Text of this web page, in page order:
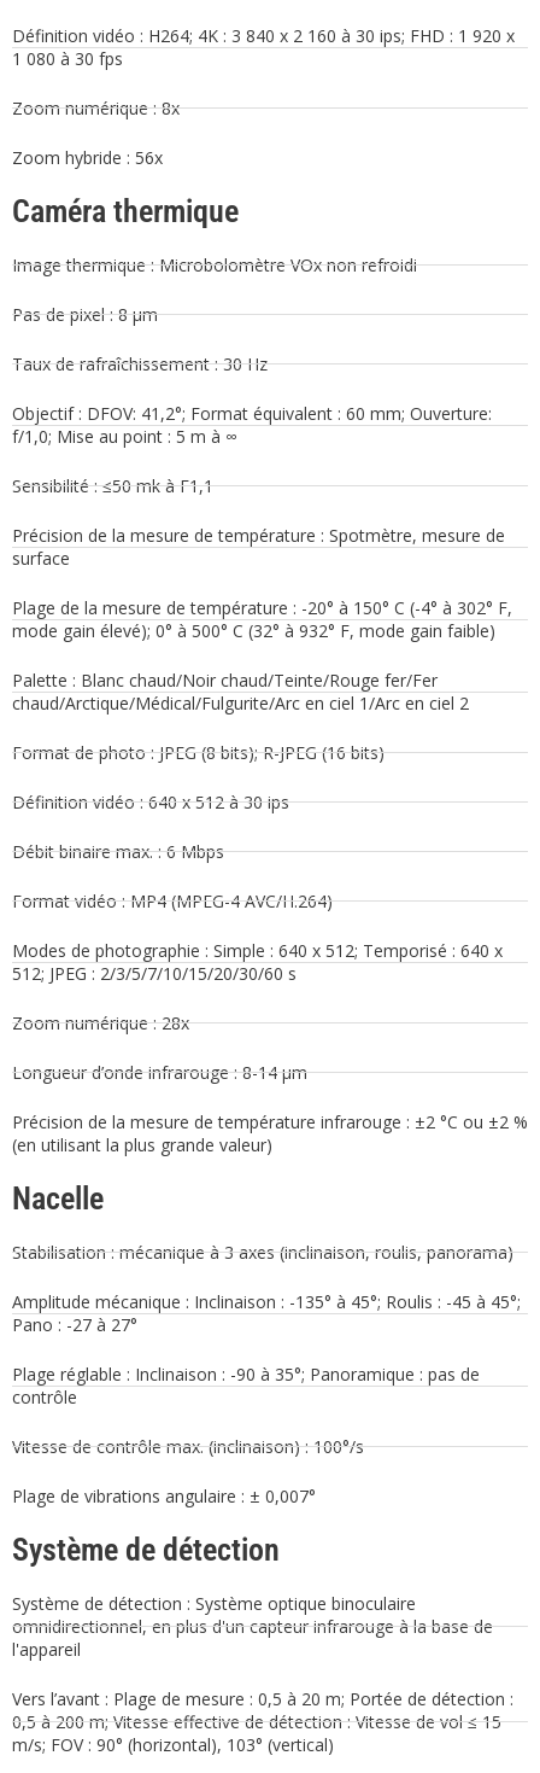
Définition vidéo : H264; 4K : 3 840 x 2 160 à 30 ips; FHD : 1 920 x
1 080 à 30 fps
Zoom numérique : 8x
Zoom hybride : 56x
Caméra thermique
Image thermique : Microbolomètre VOx non refroidi
Pas de pixel : 8 μm
Taux de rafraîchissement : 30 Hz
Objectif : DFOV: 41,2°; Format équivalent : 60 mm; Ouverture:
f/1,0; Mise au point : 5 m à ∞
Sensibilité : ≤50 mk à F1,1
Précision de la mesure de température : Spotmètre, mesure de
surface
Plage de la mesure de température : -20° à 150° C (-4° à 302° F,
mode gain élevé); 0° à 500° C (32° à 932° F, mode gain faible)
Palette : Blanc chaud/Noir chaud/Teinte/Rouge fer/Fer
chaud/Arctique/Médical/Fulgurite/Arc en ciel 1/Arc en ciel 2
Format de photo : JPEG (8 bits); R-JPEG (16 bits)
Définition vidéo : 640 x 512 à 30 ips
Débit binaire max. : 6 Mbps
Format vidéo : MP4 (MPEG-4 AVC/H.264)
Modes de photographie : Simple : 640 x 512; Temporisé : 640 x
512; JPEG : 2/3/5/7/10/15/20/30/60 s
Zoom numérique : 28x
Longueur d’onde infrarouge : 8-14 μm
Précision de la mesure de température infrarouge : ±2 °C ou ±2 %
(en utilisant la plus grande valeur)
Nacelle
Stabilisation : mécanique à 3 axes (inclinaison, roulis, panorama)
Amplitude mécanique : Inclinaison : -135° à 45°; Roulis : -45 à 45°;
Pano : -27 à 27°
Plage réglable : Inclinaison : -90 à 35°; Panoramique : pas de
contrôle
Vitesse de contrôle max. (inclinaison) : 100°/s
Plage de vibrations angulaire : ± 0,007°
Système de détection
Système de détection : Système optique binoculaire
omnidirectionnel, en plus d'un capteur infrarouge à la base de
l'appareil
Vers l’avant : Plage de mesure : 0,5 à 20 m; Portée de détection :
0,5 à 200 m; Vitesse effective de détection : Vitesse de vol ≤ 15
m/s; FOV : 90° (horizontal), 103° (vertical)